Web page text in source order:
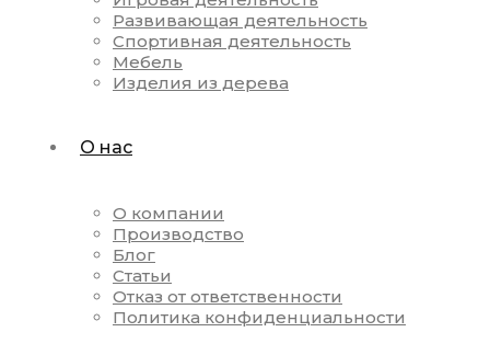
Развивающая деятельность
Спортивная деятельность
Мебель
Изделия из дерева
О нас
О компании
Производство
Блог
Статьи
Отказ от ответственности
Политика конфиденциальности